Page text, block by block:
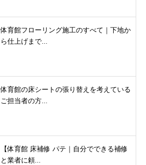
体育館フローリング施工のすべて｜下地か
ら仕上げまで...
体育館の床シートの張り替えを考えている
ご担当者の方...
【体育館 床補修 パテ｜自分でできる補修
と業者に頼...